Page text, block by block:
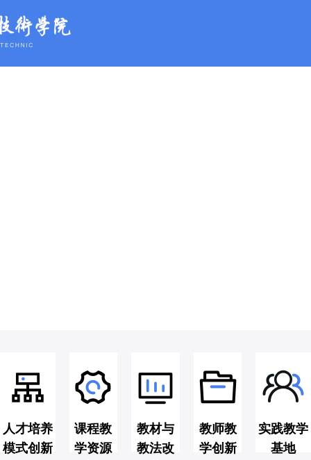
人才培养
模式创新
课程教
学资源
教材与
教法改
教师教
学创新
实践教学
基地